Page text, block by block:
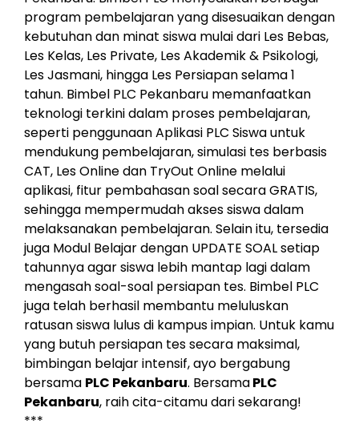
program pembelajaran yang disesuaikan dengan
kebutuhan dan minat siswa mulai dari Les Bebas,
Les Kelas, Les Private, Les Akademik & Psikologi,
Les Jasmani, hingga Les Persiapan selama 1
tahun. Bimbel PLC Pekanbaru memanfaatkan
teknologi terkini dalam proses pembelajaran,
seperti penggunaan Aplikasi PLC Siswa untuk
mendukung pembelajaran, simulasi tes berbasis
CAT, Les Online dan TryOut Online melalui
aplikasi, fitur pembahasan soal secara GRATIS,
sehingga mempermudah akses siswa dalam
melaksanakan pembelajaran. Selain itu, tersedia
juga Modul Belajar dengan UPDATE SOAL setiap
tahunnya agar siswa lebih mantap lagi dalam
mengasah soal-soal persiapan tes. Bimbel PLC
juga telah berhasil membantu meluluskan
ratusan siswa lulus di kampus impian. Untuk kamu
yang butuh persiapan tes secara maksimal,
bimbingan belajar intensif, ayo bergabung
bersama PLC Pekanbaru. BersamaPLC
Pekanbaru, raih cita-citamu dari sekarang!
***